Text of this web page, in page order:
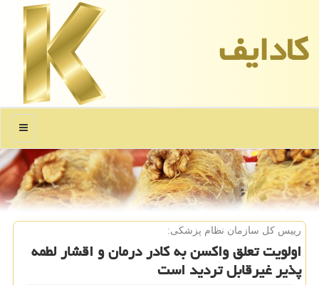
كادایف
منو
رییس كل سازمان نظام پزشكی:
اولویت تعلق واكسن به كادر درمان و اقشار لطمه
پذیر غیرقابل تردید است